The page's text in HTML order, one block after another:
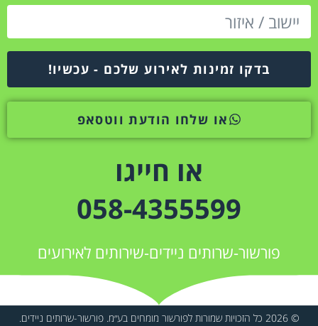
בדקו זמינות לאירוע שלכם - עכשיו!
או שלחו הודעת ווטסאפ
או חייגו
058-4355599
פורשור-שרותים ניידים-שירותים לאירועים
© 2026 כל הזכויות שמורות לפורשור מומחים בע״מ. פורשור-שרותים ניידים.